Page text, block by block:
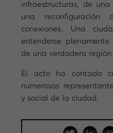
infraestructuras, de
una
conexiones. Una
entenderse
de una verdadera región
El acto ha contado
numerosos
y social de la ciudad.